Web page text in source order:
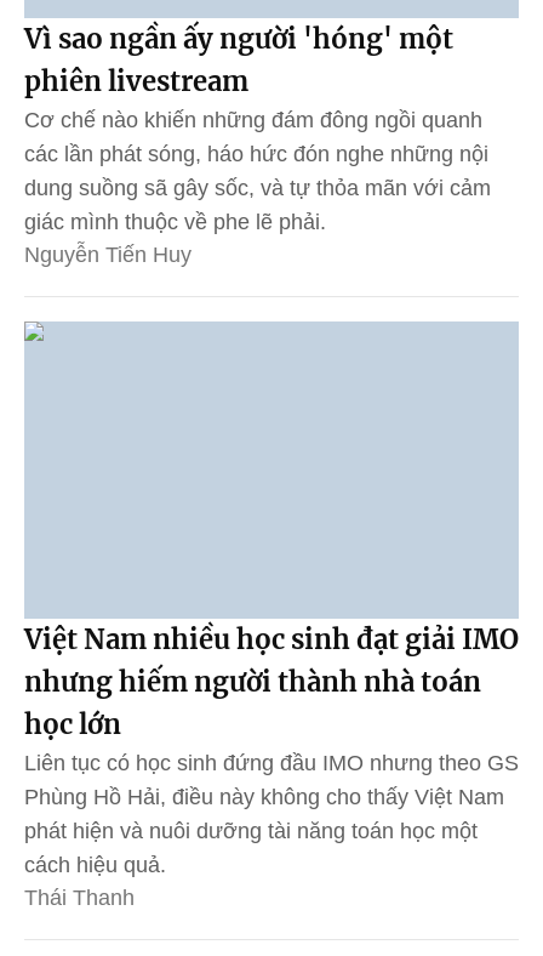
Vì sao ngần ấy người 'hóng' một
phiên livestream
Cơ chế nào khiến những đám đông ngồi quanh
các lần phát sóng, háo hức đón nghe những nội
dung suồng sã gây sốc, và tự thỏa mãn với cảm
giác mình thuộc về phe lẽ phải.
Nguyễn Tiến Huy
Việt Nam nhiều học sinh đạt giải IMO
nhưng hiếm người thành nhà toán
học lớn
Liên tục có học sinh đứng đầu IMO nhưng theo GS
Phùng Hồ Hải, điều này không cho thấy Việt Nam
phát hiện và nuôi dưỡng tài năng toán học một
cách hiệu quả.
Thái Thanh